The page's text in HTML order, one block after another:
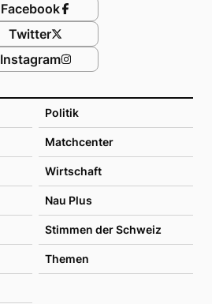
Politik
Matchcenter
Wirtschaft
Nau Plus
Stimmen der Schweiz
Themen
Facebook
Twitter
Instagram